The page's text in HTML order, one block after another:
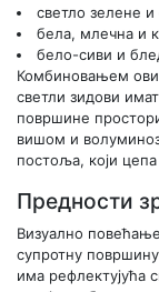
светло зелене и
бела, млечна и
бело-сиви и
Комбиновањем
светли зидови
површине
вишом и
постоља, који
Предности
Визуално
супротну
има рефлектујућа